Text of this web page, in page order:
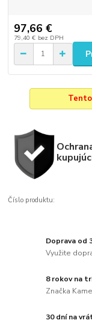
97,66 €
79,40 € bez DPH
Číslo produktu:
Doprava od
Využite
8 rokov na
Značka
30 dní na